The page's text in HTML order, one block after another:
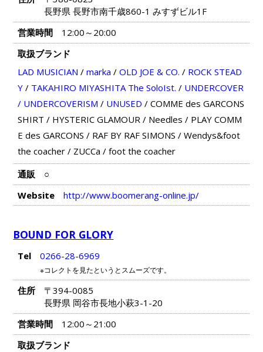
長野県 長野市南千歳860-1 みすずビル1F
営業時間
12:00～20:00
取扱ブランド
LAD MUSICIAN / marka / OLD JOE & CO. / ROCK STEAD
Y/ TAKAHIRO MIYASHITA The SoloIst. / UNDERCOVER
/ UNDERCOVERISM / UNUSED / COMME des GARCONS
SHIRT / HYSTERIC GLAMOUR/ Needles / PLAY COMM
E des GARCONS / RAF BY RAF SIMONS / Wendys&foot
the coacher / ZUCCa / foot the coacher
通販
○
Website
http://www.boomerang-online.jp/
BOUND FOR GLORY
Tel 0266-28-6969
※コレクトを見たというとスムーズです。
住所
〒394-0085
長野県 岡谷市長地小萩3-1-20
営業時間
12:00～21:00
取扱ブランド